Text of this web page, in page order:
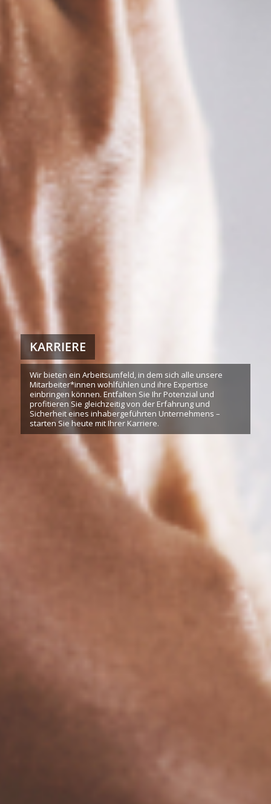
KARRIERE
Wir bieten ein Arbeitsumfeld, in dem sich alle unsere
Mitarbeiter*innen wohlfühlen und ihre Expertise
einbringen können. Entfalten Sie Ihr Potenzial und
profitieren Sie gleichzeitig von der Erfahrung und
Sicherheit eines inhabergeführten Unternehmens –
starten Sie heute mit Ihrer Karriere.